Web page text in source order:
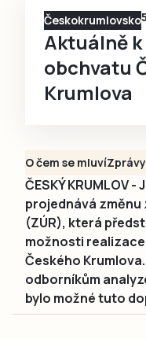
Ještě
Českokrumlovsko
Aktuálně
obchvatu
Krumlova
O čem se mluvíZprávy
ČESKÝ KRUMLOV
projednává
(ZÚR), která
možnosti
Českého
odborníkům
bylo možné tuto